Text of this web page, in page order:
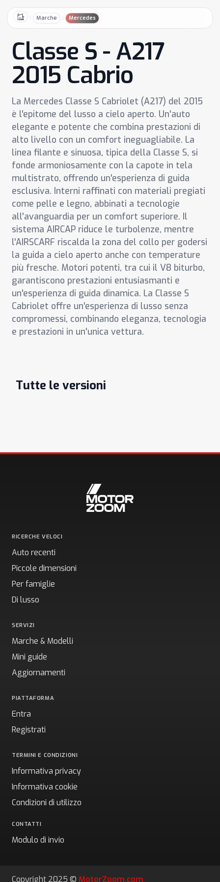
HomeMarche Mercedes
Classe S - A217
2015 Cabrio
La Mercedes Classe S Cabriolet (A217) del 2015
è l'epitome del lusso a cielo aperto. Un'auto
elegante e potente che combina prestazioni di
alto livello con un comfort ineguagliabile. La
linea filante e sinuosa, tipica della Classe S, si
fonde armoniosamente con la capote in tela
multistrato, offrendo un'esperienza di guida
esclusiva. Interni raffinati con materiali pregiati
come pelle e legno, abbinati a tecnologie
all'avanguardia per un comfort superiore. Il
sistema AIRCAP riduce le turbolenze, mentre
l'AIRSCARF riscalda la zona del collo per godersi
la guida a cielo aperto anche con temperature
più fresche. Motori potenti, tra cui il V8 biturbo,
garantiscono prestazioni entusiasmanti e
un'esperienza di guida dinamica. La Classe S
Cabriolet offre un'esperienza di lusso senza
compromessi, combinando eleganza, tecnologia
e prestazioni in un'unica vettura.
Tutte le versioni
RICERCHE VELOCI
Auto recenti
Piccole dimensioni
Per famiglie
Di lusso
SERVIZI
Marche & Modelli
Mini guide
Aggiornamenti
PIATTAFORMA
Entra
Registrati
TERMINI E CONDIZIONI
Informativa privacy
Informativa cookie
Condizioni di utilizzo
CONTATTI
Modulo di invio
Copyright 2025 © MotorZoom.com